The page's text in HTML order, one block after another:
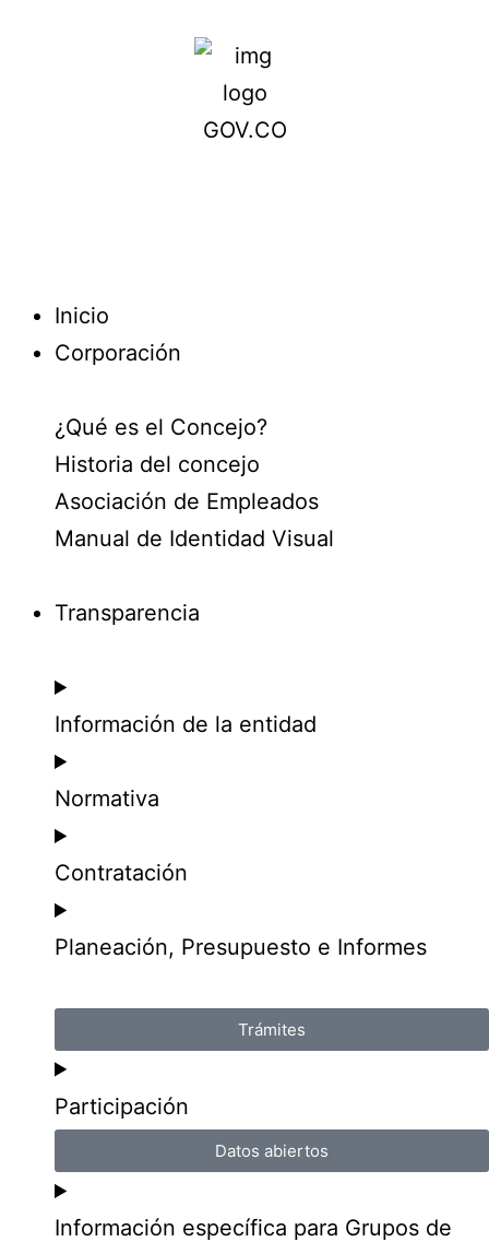
Inicio
Corporación
¿Qué es el Concejo?
Historia del concejo
Asociación de Empleados
Manual de Identidad Visual
Transparencia
Información de la entidad
Normativa
Contratación
Planeación, Presupuesto e Informes
Trámites
Participación
Datos abiertos
Información específica para Grupos de